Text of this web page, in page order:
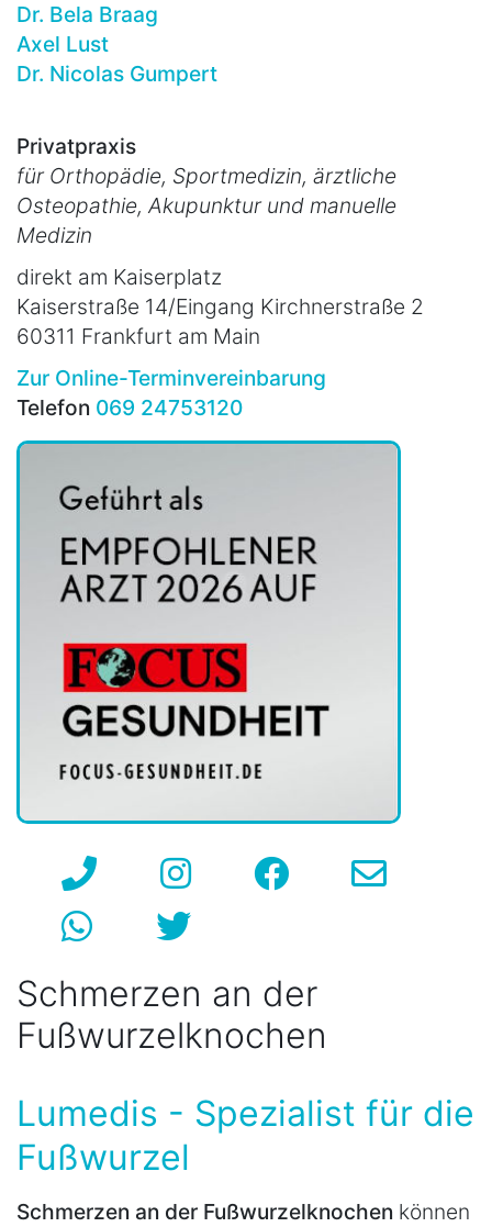
Dr. Bela Braag
Axel Lust
Dr. Nicolas Gumpert
Privatpraxis
für Orthopädie, Sportmedizin, ärztliche
Osteopathie, Akupunktur und manuelle
Medizin
direkt am Kaiserplatz
Kaiserstraße 14/Eingang Kirchnerstraße 2
60311 Frankfurt am Main
Zur Online-Terminvereinbarung
Telefon 069 24753120
Schmerzen an der
Fußwurzelknochen
Lumedis - Spezialist für die
Fußwurzel
Schmerzen an der Fußwurzelknochen können